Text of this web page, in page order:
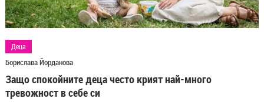
Деца
Борислава Йорданова
Защо спокойните деца често крият най-много
тревожност в себе си